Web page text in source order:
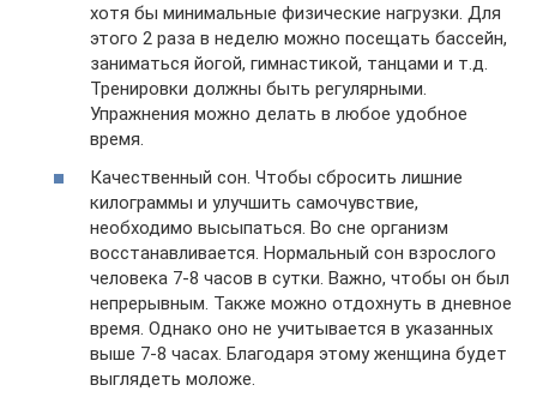
хотя бы минимальные физические нагрузки. Для
этого 2 раза в неделю можно посещать бассейн,
заниматься йогой, гимнастикой, танцами и т.д.
Тренировки должны быть регулярными.
Упражнения можно делать в любое удобное
время.
Качественный сон. Чтобы сбросить лишние
килограммы и улучшить самочувствие,
необходимо высыпаться. Во сне организм
восстанавливается. Нормальный сон взрослого
человека 7-8 часов в сутки. Важно, чтобы он был
непрерывным. Также можно отдохнуть в дневное
время. Однако оно не учитывается в указанных
выше 7-8 часах. Благодаря этому женщина будет
выглядеть моложе.